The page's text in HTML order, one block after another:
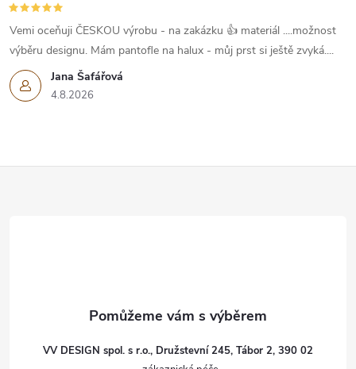
s
u
Jana Šafářová
4.8.2026
Vemi oceňuji ČESKOU výrobu - na zakázku 👍 materiál ....možnost
výběru designu. Mám pantofle na halux - můj prst si ještě zvyká....
VV DESIGN spol. s r.o., Družstevní 245, Tábor 2, 390 02